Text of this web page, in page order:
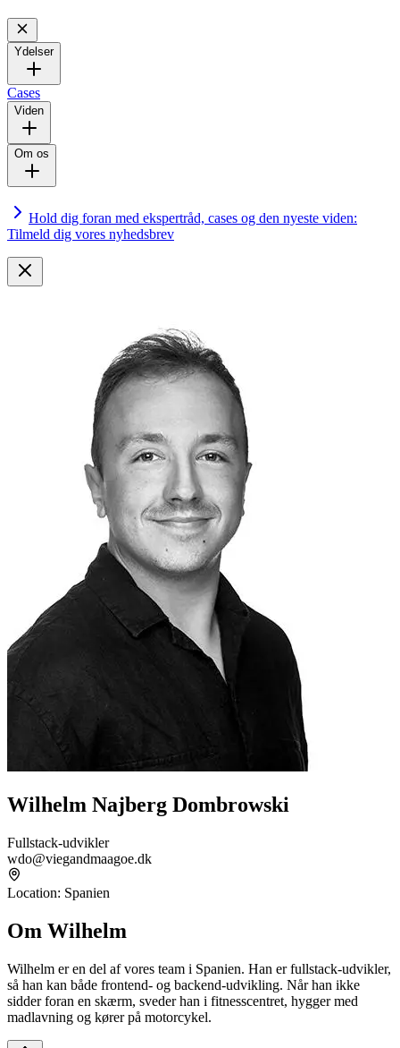
Ydelser
Cases
Viden
Om os
Hold dig foran med ekspertråd, cases og den nyeste viden:
Tilmeld dig vores nyhedsbrev
Wilhelm Najberg Dombrowski
Fullstack-udvikler
wdo@viegandmaagoe.dk
Location: Spanien
Om Wilhelm
Wilhelm er en del af vores team i Spanien. Han er fullstack-udvikler,
så han kan både frontend- og backend-udvikling. Når han ikke
sidder foran en skærm, sveder han i fitnesscentret, hygger med
madlavning og kører på motorcykel.